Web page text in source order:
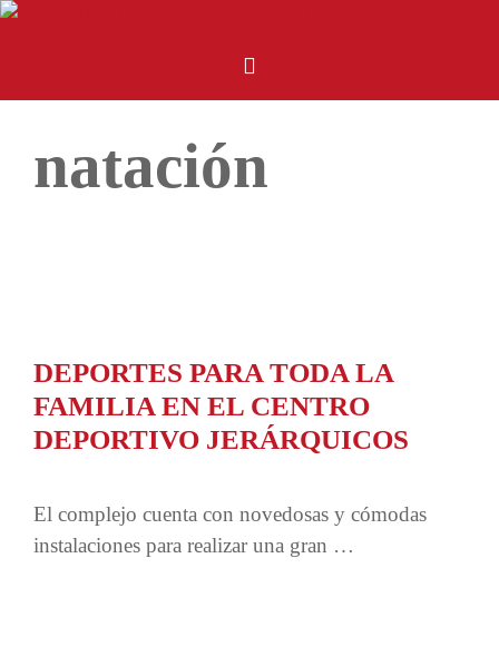
natación
DEPORTES PARA TODA LA
FAMILIA EN EL CENTRO
DEPORTIVO JERÁRQUICOS
El complejo cuenta con novedosas y cómodas
instalaciones para realizar una gran …